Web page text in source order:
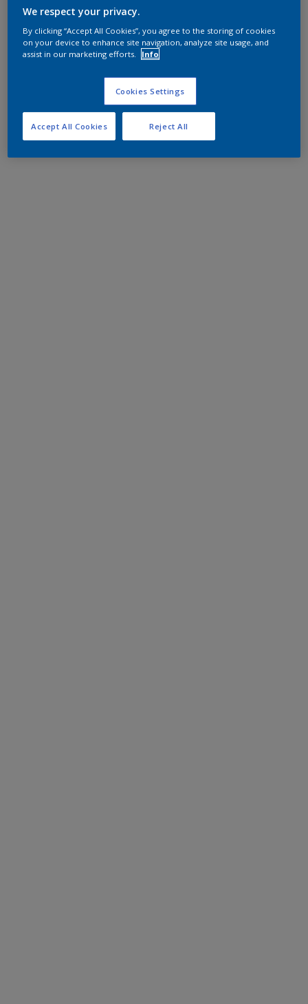
We respect your privacy.
By clicking “Accept All Cookies”, you agree to the storing of cookies
on your device to enhance site navigation, analyze site usage, and
assist in our marketing efforts.
Info
Cookies Settings
Reject All
Accept All Cookies